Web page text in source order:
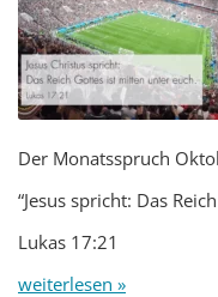
Der Monatsspruch
“Jesus spricht: Das
Lukas 17:21
weiterlesen »